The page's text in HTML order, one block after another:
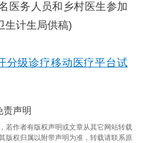
医务人员和乡村医生参加
生计生局供稿)
分级诊疗移动医疗平台试
责声明
若作者有版权声明或文章从其它网站转载
版权归属以附带声明为准，转载请联系原